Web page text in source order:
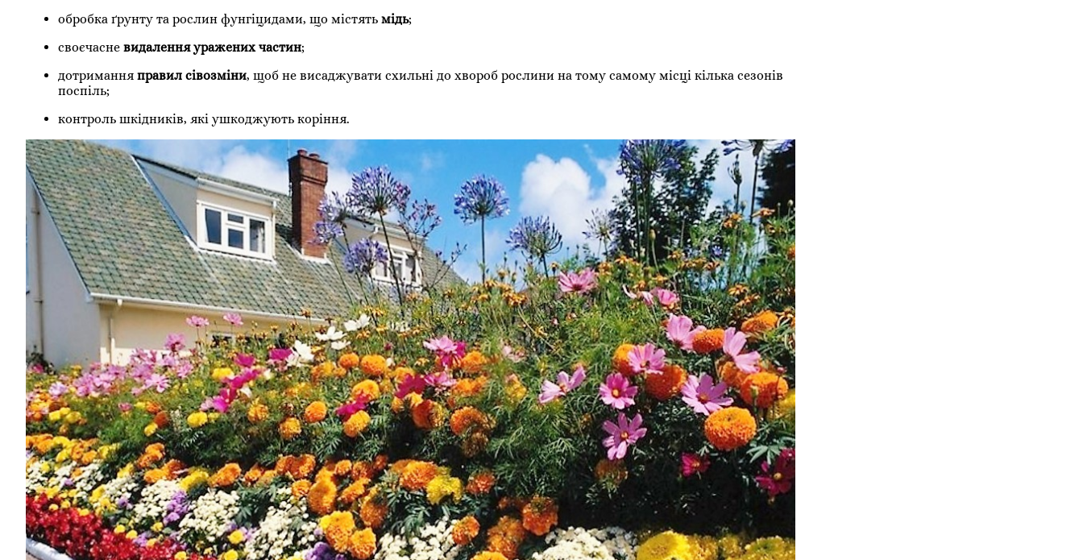
обробка ґрунту та рослин фунгіцидами, що містять мідь;
своєчасне видалення уражених частин;
дотримання правил сівозміни, щоб не висаджувати схильні до хвороб рослини на тому самому місці кілька сезонів
поспіль;
контроль шкідників, які ушкоджують коріння.